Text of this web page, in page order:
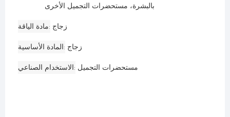
بالبشرة، مستحضرات التجميل الأخرى
مادة الياقة زجاج
المادة الأساسية زجاج
الاستخدام الصناعي مستحضرات التجميل